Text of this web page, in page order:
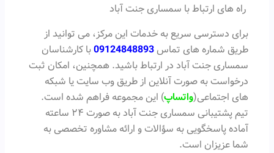
راه های ارتباط با سمساری جنت آباد
برای دسترسی سریع به خدمات این مرکز، می توانید از
طریق شماره های تماس09124848893با کارشناسان
سمساری جنت آباد در ارتباط باشید. همچنین، امکان ثبت
درخواست به صورت آنلاین از طریق وب سایت یا شبکه
های اجتماعی(واتساپ) این مجموعه فراهم شده است.
تیم پشتیبانی سمساری جنت آباد به صورت ۲۴ ساعته
آماده پاسخگویی به سؤالات و ارائه مشاوره تخصصی به
شما عزیزان است.